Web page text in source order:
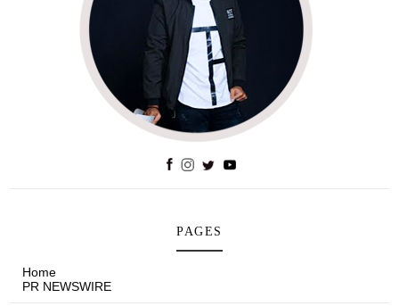
PAGES
Home
PR NEWSWIRE